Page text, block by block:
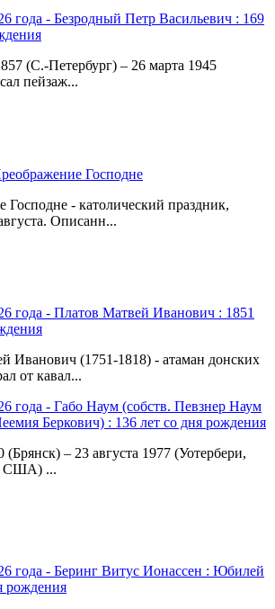
года - Безродный Петр Васильевич : 169
(С.-Петербург) – 26 марта 1945
пейзаж...
Господне
Господне - католический праздник,
Описанн...
года - Платов Матвей Иванович : 1851
Иванович (1751-1818) - атаман донских
от кавал...
года - Габо Наум (собств. Певзнер Наум
Беркович) : 136 лет со дня рождения
(Брянск) – 23 августа 1977 (Уотербери,
США) ...
года - Беринг Витус Ионассен : Юбилей
рождения